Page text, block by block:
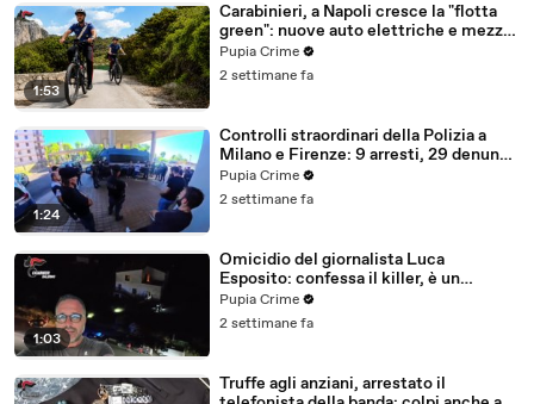
1:53
Carabinieri, a Napoli cresce la "flotta
green": nuove auto elettriche e mezzi
sostenibili anche sulle isole (25.07.26)
Pupia Crime
2 settimane fa
1:24
Controlli straordinari della Polizia a
Milano e Firenze: 9 arresti, 29 denunce
e oltre 7mila persone identificate
(25.07.26)
Pupia Crime
2 settimane fa
1:03
Omicidio del giornalista Luca
Esposito: confessa il killer, è un
26enne tunisino (25.07.26)
Pupia Crime
2 settimane fa
Truffe agli anziani, arrestato il